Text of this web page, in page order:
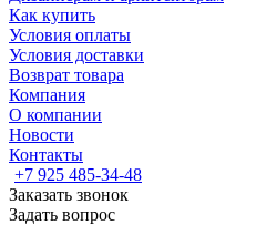
Как купить
Условия оплаты
Условия доставки
Возврат товара
Компания
О компании
Новости
Контакты
+7 925 485-34-48
Заказать звонок
Задать вопрос